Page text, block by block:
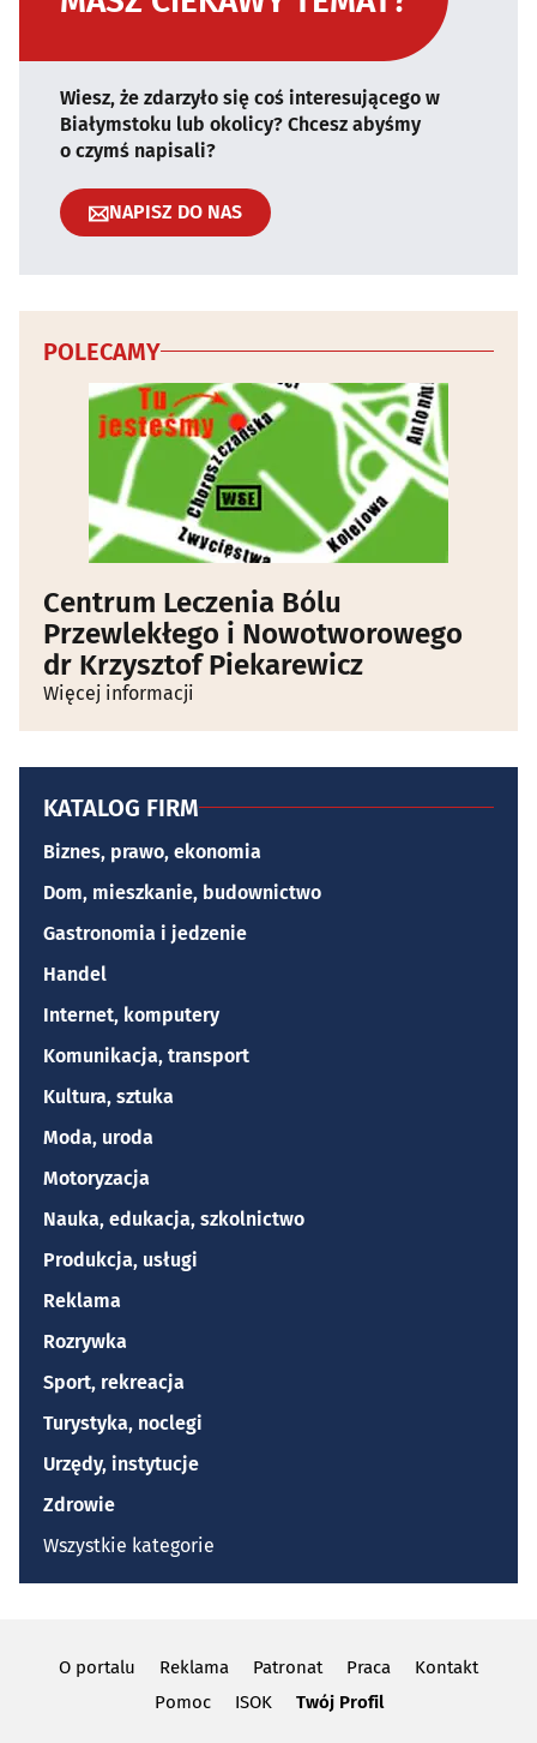
Wiesz, że zdarzyło się coś interesującego w
Białymstoku lub okolicy? Chcesz abyśmy
o czymś napisali?
NAPISZ DO NAS
POLECAMY
Centrum Leczenia Bólu
Przewlekłego i Nowotworowego
dr Krzysztof Piekarewicz
Więcej informacji
KATALOG FIRM
Biznes, prawo, ekonomia
Dom, mieszkanie, budownictwo
Gastronomia i jedzenie
Handel
Internet, komputery
Komunikacja, transport
Kultura, sztuka
Moda, uroda
Motoryzacja
Nauka, edukacja, szkolnictwo
Produkcja, usługi
Reklama
Rozrywka
Sport, rekreacja
Turystyka, noclegi
Urzędy, instytucje
Zdrowie
Wszystkie kategorie
O portalu Reklama Patronat Praca
Kontakt
Pomoc
ISOK Twój Profil